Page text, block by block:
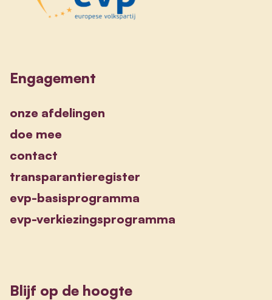
Engagement
onze afdelingen
doe mee
contact
transparantieregister
evp-basisprogramma
evp-verkiezingsprogramma
Blijf op de hoogte